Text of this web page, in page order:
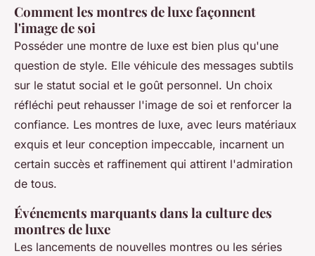
Comment les montres de luxe façonnent
l'image de soi
Posséder une montre de luxe est bien plus qu'une
question de style. Elle véhicule des messages subtils
sur le statut social et le goût personnel. Un choix
réfléchi peut rehausser l'image de soi et renforcer la
confiance. Les montres de luxe, avec leurs matériaux
exquis et leur conception impeccable, incarnent un
certain succès et raffinement qui attirent l'admiration
de tous.
Événements marquants dans la culture des
montres de luxe
Les lancements de nouvelles montres ou les séries